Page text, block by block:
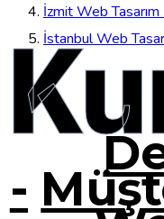
İzmit Web
İstanbul Web
-